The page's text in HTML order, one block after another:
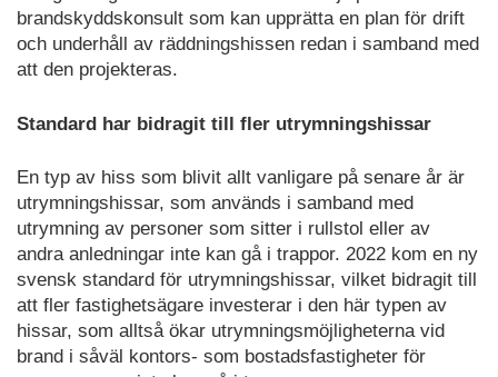
brandskyddskonsult som kan upprätta en plan för drift
och underhåll av räddningshissen redan i samband med
att den projekteras.
Standard har bidragit till fler utrymningshissar
En typ av hiss som blivit allt vanligare på senare år är
utrymningshissar, som används i samband med
utrymning av personer som sitter i rullstol eller av
andra anledningar inte kan gå i trappor. 2022 kom en ny
svensk standard för utrymningshissar, vilket bidragit till
att fler fastighetsägare investerar i den här typen av
hissar, som alltså ökar utrymningsmöjligheterna vid
brand i såväl kontors- som bostadsfastigheter för